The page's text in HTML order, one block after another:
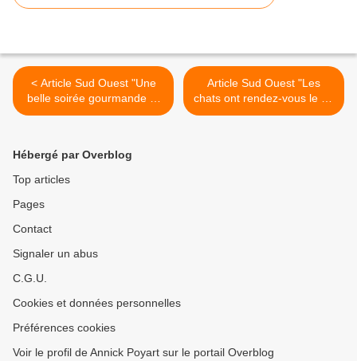
< Article Sud Ouest "Une
belle soirée gourmande et
festive"
Article Sud Ouest "Les
chats ont rendez-vous le 30
octobre" >
Hébergé par Overblog
Top articles
Pages
Contact
Signaler un abus
C.G.U.
Cookies et données personnelles
Préférences cookies
Voir le profil de Annick Poyart sur le portail Overblog